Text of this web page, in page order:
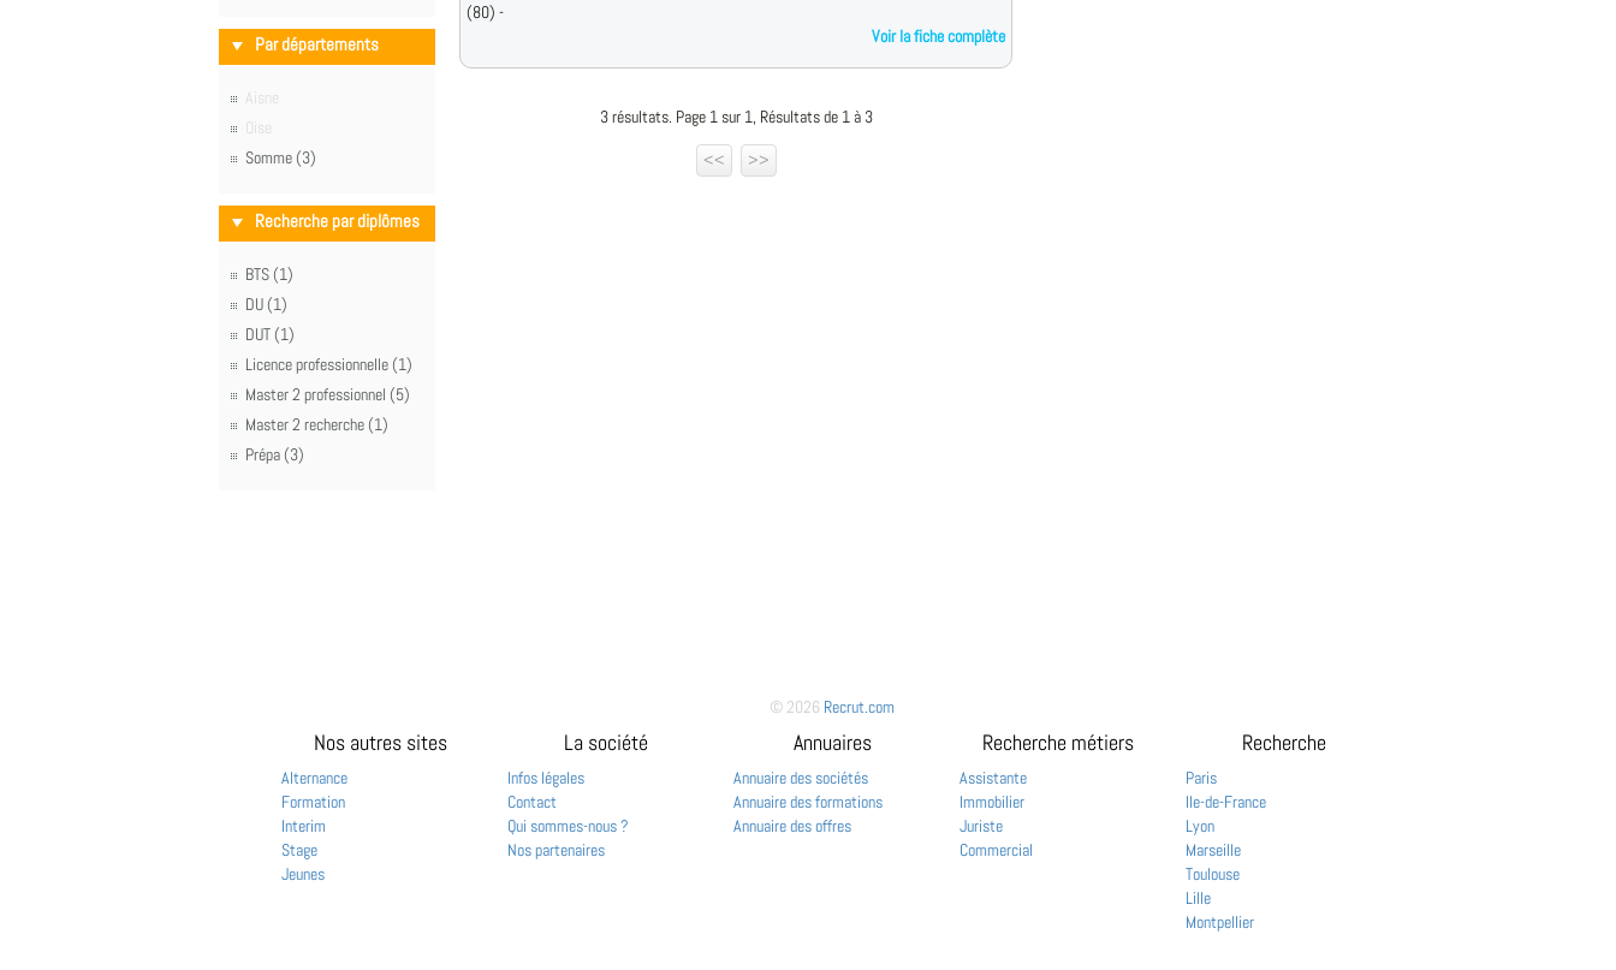
Par départements
Aisne
Oise
Somme (3)
Recherche par diplômes
BTS (1)
DU (1)
DUT (1)
Licence professionnelle (1)
Master 2 professionnel (5)
Master 2 recherche (1)
Prépa (3)
(80) -
Voir la fiche complète
3 résultats. Page 1 sur 1, Résultats de 1 à 3
<<
>>
© 2026 Recrut.com
Nos autres sites
Alternance
Formation
Interim
Stage
Jeunes
La société
Infos légales
Contact
Qui sommes-nous ?
Nos partenaires
Annuaires
Annuaire des sociétés
Annuaire des formations
Annuaire des offres
Recherche métiers
Assistante
Immobilier
Juriste
Commercial
Recherche
Paris
Ile-de-France
Lyon
Marseille
Toulouse
Lille
Montpellier